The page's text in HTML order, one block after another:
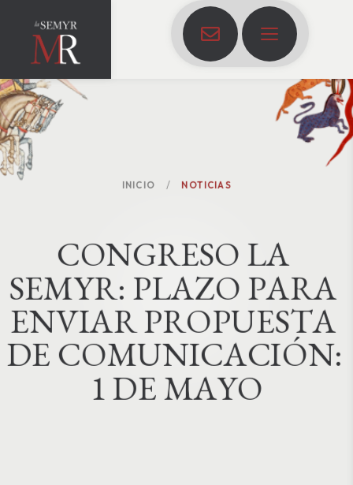
INICIO NOTICIAS
CONGRESOLA
SEMYR: PLAZOPARA
ENVIARPROPUESTA
DE COMUNICACIÓN:
1DEMAYO